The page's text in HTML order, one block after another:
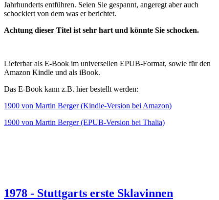
Jahrhunderts entführen. Seien Sie gespannt, angeregt aber auch
schockiert von dem was er berichtet.
Achtung dieser Titel ist sehr hart und könnte Sie schocken.
Lieferbar als E-Book im universellen EPUB-Format, sowie für den
Amazon Kindle und als iBook.
Das E-Book kann z.B. hier bestellt werden:
1900 von Martin Berger (Kindle-Version bei Amazon)
1900 von Martin Berger (EPUB-Version bei Thalia)
1978 - Stuttgarts erste Sklavinnen